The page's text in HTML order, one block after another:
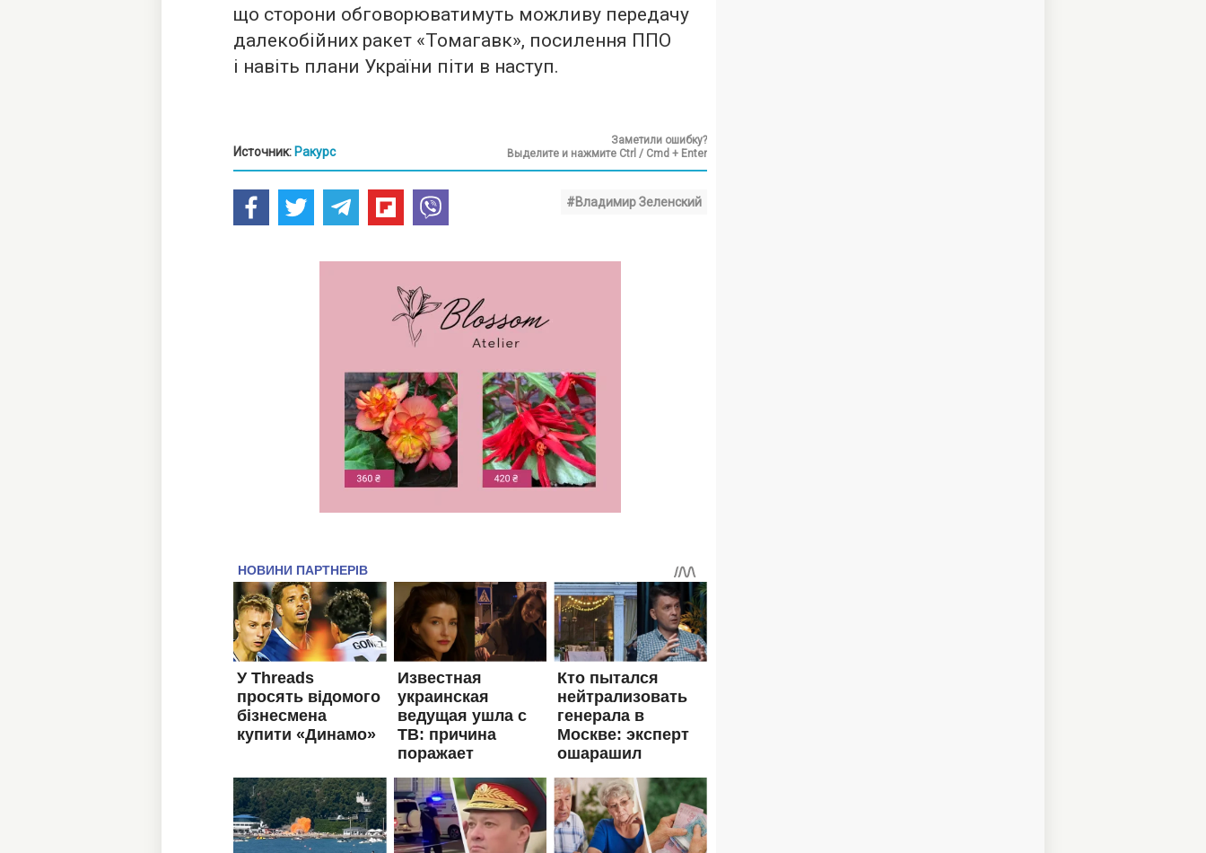
що сторони обговорюватимуть можливу передачу
далекобійних ракет «Томагавк», посилення ППО
і навіть плани України піти в наступ.
Источник: Ракурс
Заметили ошибку?
Выделите и нажмите Ctrl / Cmd + Enter
#Владимир Зеленский